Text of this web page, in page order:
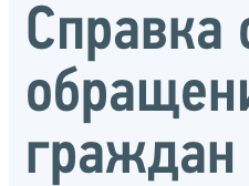
Справка
граждан